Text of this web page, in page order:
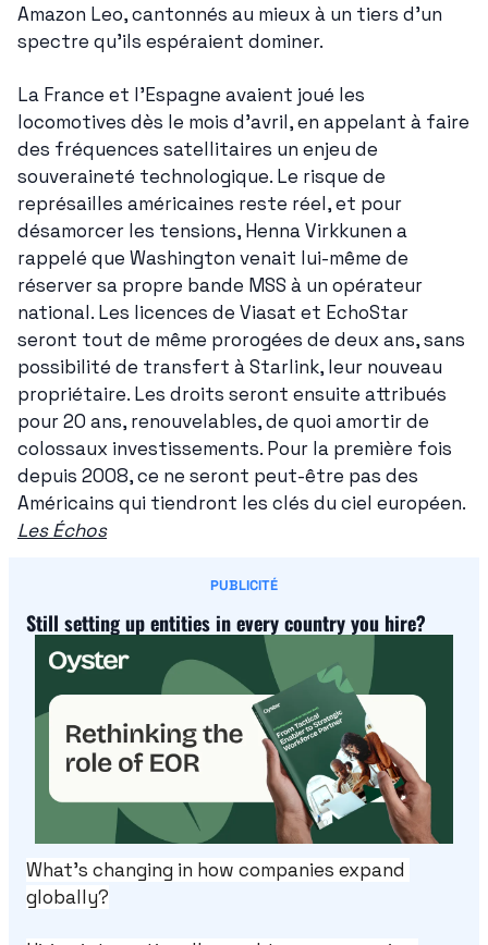
Amazon Leo, cantonnés au mieux à un tiers d'un
spectre qu'ils espéraient dominer.
La France et l'Espagne avaient joué les
locomotives dès le mois d'avril, en appelant à faire
des fréquences satellitaires un enjeu de
souveraineté technologique. Le risque de
représailles américaines reste réel, et pour
désamorcer les tensions, Henna Virkkunen a
rappelé que Washington venait lui-même de
réserver sa propre bande MSS à un opérateur
national. Les licences de Viasat et EchoStar
seront tout de même prorogées de deux ans, sans
possibilité de transfert à Starlink, leur nouveau
propriétaire. Les droits seront ensuite attribués
pour 20 ans, renouvelables, de quoi amortir de
colossaux investissements. Pour la première fois
depuis 2008, ce ne seront peut-être pas des
Les Échos
PUBLICITÉ
Still setting up entities in every country you hire?
What’s changing in how companies expand
globally?